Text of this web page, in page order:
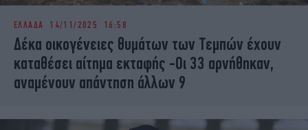
ΕΛΛΑΔΑ 14/11/2025 16:58
Δέκα οικογένειες θυμάτων των Τεμπών έχουν
καταθέσει αίτημα εκταφής -Οι 33 αρνήθηκαν,
αναμένουν απάντηση άλλων 9